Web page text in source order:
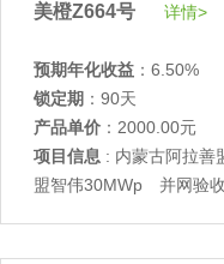
美橙Z664号 详情>
预期年化收益 ：6.50%
锁定期 ：90天
产品单价 ：2000.00元
项目信息 : 内蒙古阿拉
盟智伟30MWp 并网验收